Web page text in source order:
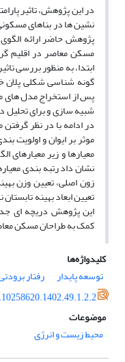
در این پژوهش، تاثیر
نشین ها در بناهای
پژوهش حاضر ارائه
مسکن معاصر در اقلیم
ابتدا، به منظور بررسی
گونه شناسی شکلی پلان
پس از استخراج مدل های
شبیه سازی و برای تحلیل
در ادامه با در نظر
معیارها و زیر معیارهای
نشان داد رتبه بندی
زون اصلی، تعیین وزن
تعیین ابعاد بهینه
این پژوهش دریچه ای
کمک به طراحان مسکن
کلیدواژه‌ها
توسعه پایدار
رفتار
موضوعات
محیط زیست و انرژی